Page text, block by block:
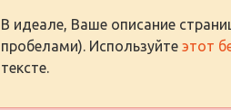
В идеале, Ваше описание
пробелами). Используйте этот
тексте.